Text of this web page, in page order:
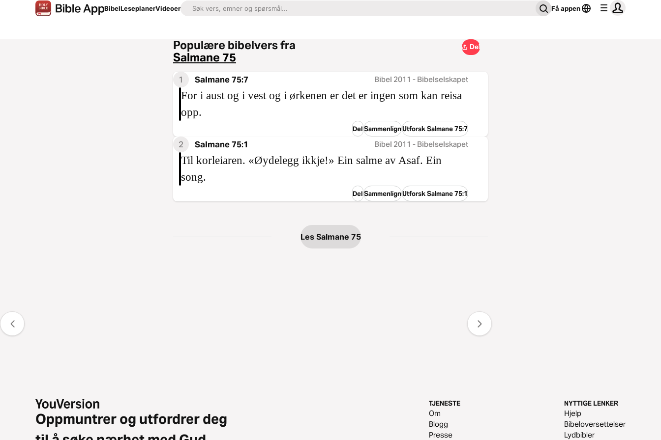
BibelLeseplanerVideoer Få appen
Populære bibelvers fra
Salmane 75
Del
1 Salmane 75:7 Bibel 2011 - Bibelselskapet
For i aust og i vest og i ørkenen er det er ingen som kan reisa
opp.
DelSammenlignUtforsk Salmane 75:7
2 Salmane 75:1 Bibel 2011 - Bibelselskapet
Til korleiaren. «Øydelegg ikkje!» Ein salme av Asaf. Ein
song.
DelSammenlignUtforsk Salmane 75:1
Les Salmane 75
Oppmuntrer og utfordrer deg
TJENESTE
Om
Blogg
Presse
NYTTIGE LENKER
Hjelp
Bibeloversettelser
Lydbibler